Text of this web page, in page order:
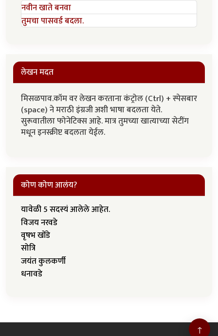
नवीन खाते बनवा
तुमचा पासवर्ड बदला.
लेखन मदत
मिसळपाव.कॉम वर लेखन करताना कंट्रोल (Ctrl) + स्पेसबार
(space) ने मराठी इंग्रजी अशी भाषा बदलता येते.
सुरूवातीला फोनेटिक्स आहे. मात्र तुमच्या खात्याच्या सेटींग
मधून इनस्क्रीप्ट बदलता येईल.
कोण कोण आलंय?
यावेळी 5 सदस्यं आलेले आहेत.
विजय नरवडे
वृषभ खोंडे
सोत्रि
जयंत कुलकर्णी
धनावडे
↑